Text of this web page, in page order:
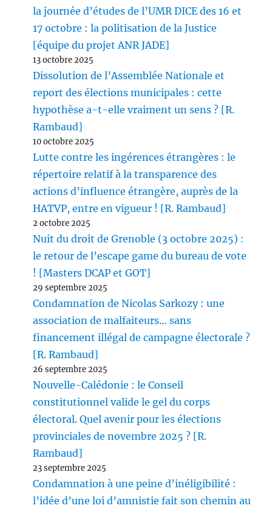
la journée d’études de l’UMR DICE des 16 et
17 octobre : la politisation de la Justice
[équipe du projet ANR JADE]
13 octobre 2025
Dissolution de l’Assemblée Nationale et
report des élections municipales : cette
hypothèse a-t-elle vraiment un sens ? [R.
Rambaud]
10 octobre 2025
Lutte contre les ingérences étrangères : le
répertoire relatif à la transparence des
actions d’influence étrangère, auprès de la
HATVP, entre en vigueur ! [R. Rambaud]
2 octobre 2025
Nuit du droit de Grenoble (3 octobre 2025) :
le retour de l’escape game du bureau de vote
! [Masters DCAP et GOT]
29 septembre 2025
Condamnation de Nicolas Sarkozy : une
association de malfaiteurs… sans
financement illégal de campagne électorale ?
[R. Rambaud]
26 septembre 2025
Nouvelle-Calédonie : le Conseil
constitutionnel valide le gel du corps
électoral. Quel avenir pour les élections
provinciales de novembre 2025 ? [R.
Rambaud]
23 septembre 2025
Condamnation à une peine d’inéligibilité :
l’idée d’une loi d’amnistie fait son chemin au